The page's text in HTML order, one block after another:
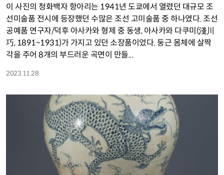
이 사진의 청화백자 항아리는 1941년 도쿄에서 열렸던 대규모 조
선미술품 전시에 등장했던 수많은 조선 고미술품 중 하나였다. 조선
공예품 연구자/덕후 아사카와 형제 중 동생, 아사카와 다쿠미(淺川
巧, 1891~1931)가 가지고 있던 소장품이었다. 둥근 몸체에 살짝
각을 주어 8개의 부드러운 곡면이 만들...
2023.11.28